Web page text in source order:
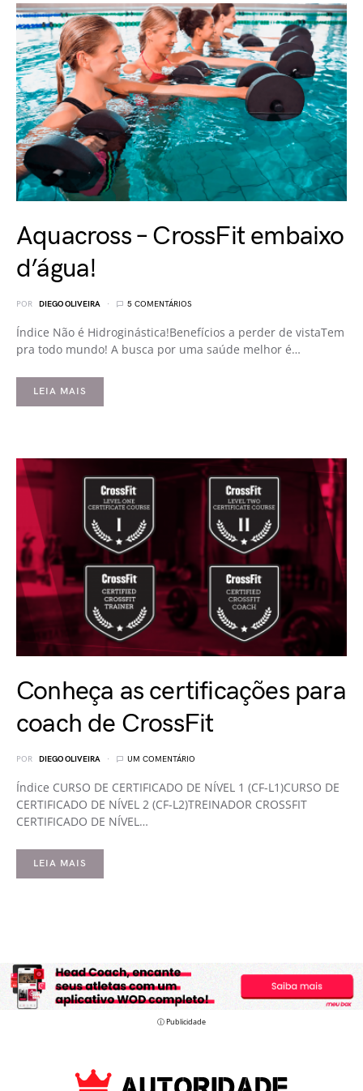
Aquacross – CrossFit embaixo
d’água!
POR DIEGO OLIVEIRA 5 COMENTÁRIOS
Índice Não é Hidroginástica!Benefícios a perder de vistaTem
pra todo mundo! A busca por uma saúde melhor é…
LEIA MAIS
Conheça as certificações para
coach de CrossFit
POR DIEGO OLIVEIRA UM COMENTÁRIO
Índice CURSO DE CERTIFICADO DE NÍVEL 1 (CF-L1)CURSO DE
CERTIFICADO DE NÍVEL 2 (CF-L2)TREINADOR CROSSFIT
CERTIFICADO DE NÍVEL…
LEIA MAIS
ⓘ Publicidade